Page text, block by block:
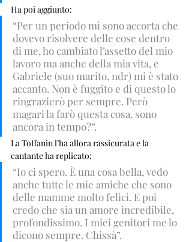
Ha poi aggiunto:
“Per un periodo mi sono accorta che
dovevo risolvere delle cose dentro
di me, ho cambiato l’assetto del mio
lavoro ma anche della mia vita, e
Gabriele (suo marito, ndr) mi è stato
accanto. Non è fuggito e di questo lo
ringrazierò per sempre. Però
magari la farò questa cosa, sono
ancora in tempo?”.
La Toffanin l’ha allora rassicurata e la
cantante ha replicato:
“Io ci spero. È una cosa bella, vedo
anche tutte le mie amiche che sono
delle mamme molto felici. E poi
credo che sia un amore incredibile,
profondissimo. I miei genitori me lo
dicono sempre. Chissà”.